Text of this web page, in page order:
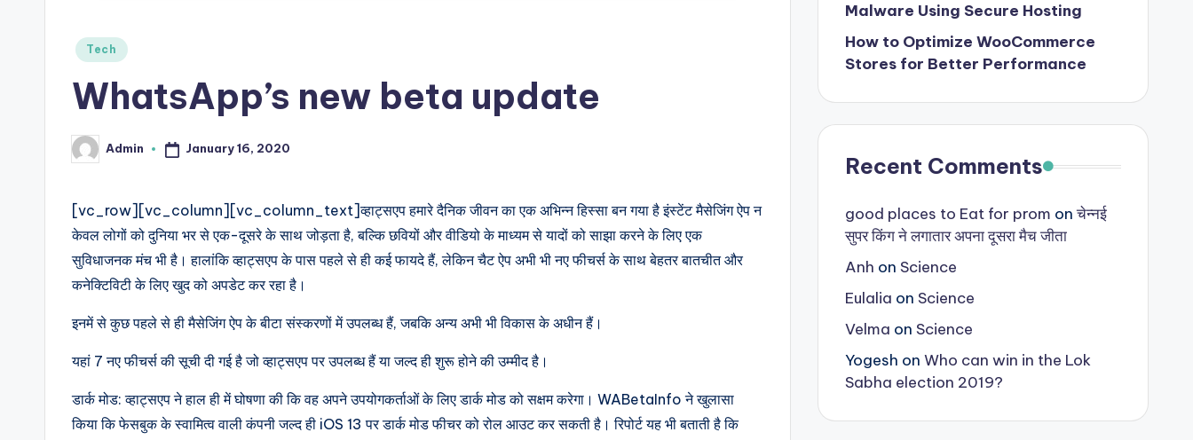
w
d
H
Posted
Tech
WhatsApp’s new beta update
Posted
by
Admin January 16, 2020
[vc_row][vc_column][vc_column_text]व्हाट्सएप हमारे दैनिक जीवन का एक अभिन्न हिस्सा बन गया है इंस्टेंट मैसेजिंग ऐप न
केवल लोगों को दुनिया भर से एक-दूसरे के साथ जोड़ता है, बल्कि छवियों और वीडियो के माध्यम से यादों को साझा करने के लिए एक
सुविधाजनक मंच भी है। हालांकि व्हाट्सएप के पास पहले से ही कई फायदे हैं, लेकिन चैट ऐप अभी भी नए फीचर्स के साथ बेहतर बातचीत और
कनेक्टिविटी के लिए खुद को अपडेट कर रहा है।
इनमें से कुछ पहले से ही मैसेजिंग ऐप के बीटा संस्करणों में उपलब्ध हैं, जबकि अन्य अभी भी विकास के अधीन हैं।
यहां 7 नए फीचर्स की सूची दी गई है जो व्हाट्सएप पर उपलब्ध हैं या जल्द ही शुरू होने की उम्मीद है।
डार्क मोड: व्हाट्सएप ने हाल ही में घोषणा की कि वह अपने उपयोगकर्ताओं के लिए डार्क मोड को सक्षम करेगा। WABetaInfo ने खुलासा
किया कि फेसबुक के स्वामित्व वाली कंपनी जल्द ही iOS 13 पर डार्क मोड फीचर को रोल आउट कर सकती है। रिपोर्ट यह भी बताती है कि
Malware Using Secure Hosting
How to Optimize WooCommerce
Stores for Better Performance
Recent Comments
good places to Eat for prom onचेन्नई
सुपर किंग ने लगातार अपना दूसरा मैच जीता
Anh on Science
Eulalia on Science
Velma on Science
Yogesh on Who can win in the Lok
Sabha election 2019?